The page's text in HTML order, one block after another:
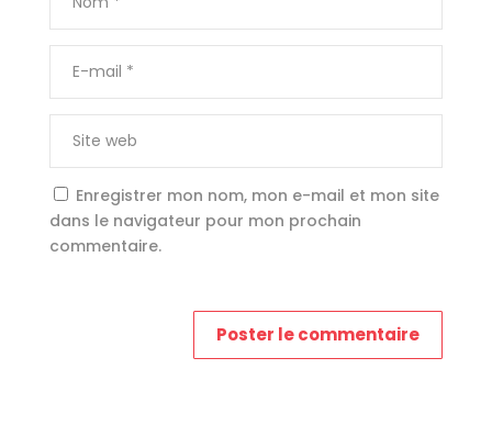
Enregistrer mon nom, mon e-mail et mon site
dans le navigateur pour mon prochain
commentaire.